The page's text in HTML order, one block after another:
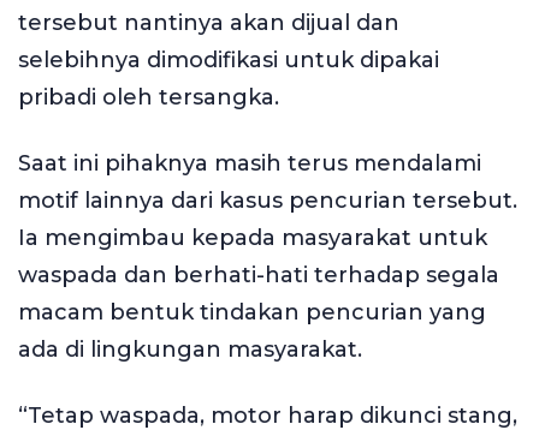
tersebut nantinya akan dijual dan
selebihnya dimodifikasi untuk dipakai
pribadi oleh tersangka.
Saat ini pihaknya masih terus mendalami
motif lainnya dari kasus pencurian tersebut.
Ia mengimbau kepada masyarakat untuk
waspada dan berhati-hati terhadap segala
macam bentuk tindakan pencurian yang
ada di lingkungan masyarakat.
“Tetap waspada, motor harap dikunci stang,